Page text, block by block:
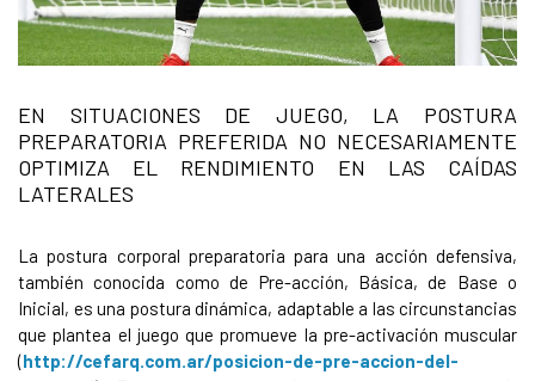
EN SITUACIONES DE JUEGO, LA POSTURA
PREPARATORIA PREFERIDA NO NECESARIAMENTE
OPTIMIZA EL RENDIMIENTO EN LAS CAÍDAS
LATERALES
La postura corporal preparatoria para una acción defensiva,
también conocida como de Pre-acción, Básica, de Base o
Inicial, es una postura dinámica, adaptable a las circunstancias
que plantea el juego que promueve la pre-activación muscular
(http://cefarq.com.ar/posicion-de-pre-accion-del-